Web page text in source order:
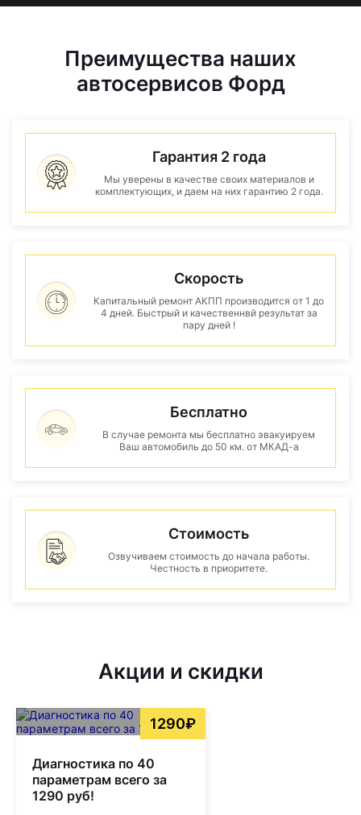
Преимущества наших
автосервисов Форд
Гарантия 2 года
Мы уверены в качестве своих материалов и
комплектующих, и даем на них гарантию 2 года.
Скорость
Капитальный ремонт АКПП производится от 1 до
4 дней. Быстрый и качественнвй результат за
пару дней !
Бесплатно
В случае ремонта мы бесплатно эвакуируем
Ваш автомобиль до 50 км. от МКАД-а
Стоимость
Озвучиваем стоимость до начала работы.
Честность в приоритете.
Акции и скидки
1290₽
Диагностика по 40
параметрам всего за
1290 руб!